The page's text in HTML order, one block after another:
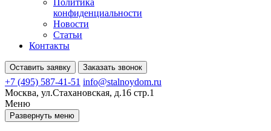
Политика
конфиденциальности
Новости
Статьи
Контакты
Оставить заявку Заказать звонок
+7 (495) 587-41-51 info@stalnoydom.ru
Москва, ул.Стахановская, д.16 стр.1
Меню
Развернуть меню